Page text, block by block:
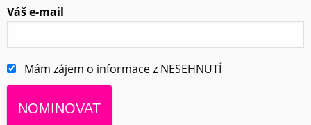
Váš e-mail
Mám zájem o informace z NESEHNUTÍ